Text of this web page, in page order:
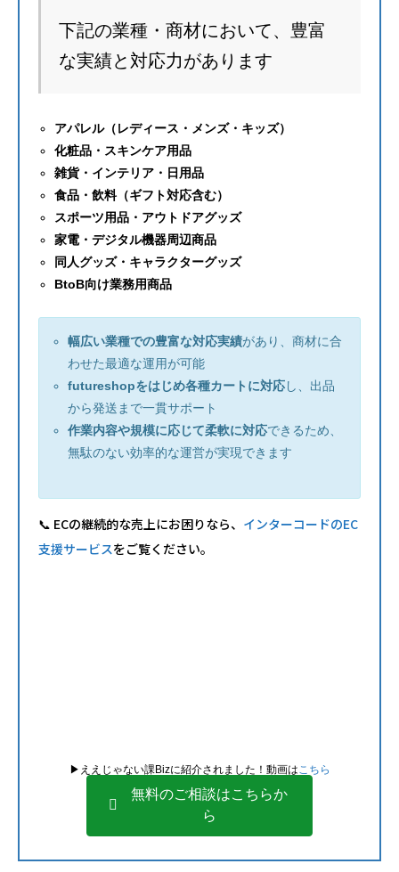
下記の業種・商材において、豊富
な実績と対応力があります
アパレル（レディース・メンズ・キッズ）
化粧品・スキンケア用品
雑貨・インテリア・日用品
食品・飲料（ギフト対応含む）
スポーツ用品・アウトドアグッズ
家電・デジタル機器周辺商品
同人グッズ・キャラクターグッズ
BtoB向け業務用商品
幅広い業種での豊富な対応実績があり、商材に合
わせた最適な運用が可能
futureshopをはじめ各種カートに対応し、出品
から発送まで一貫サポート
作業内容や規模に応じて柔軟に対応できるため、
無駄のない効率的な運営が実現できます
📞 ECの継続的な売上にお困りなら、 インターコードのEC
支援サービスをご覧ください。
▶︎ええじゃない課Bizに紹介されました！動画は こちら
無料のご相談はこちらか
ら